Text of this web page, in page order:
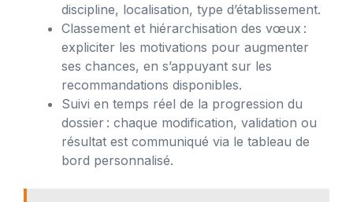
discipline, localisation, type d’établissement.
Classement et hiérarchisation des vœux :
expliciter les motivations pour augmenter
ses chances, en s’appuyant sur les
recommandations disponibles.
Suivi en temps réel de la progression du
dossier : chaque modification, validation ou
résultat est communiqué via le tableau de
bord personnalisé.